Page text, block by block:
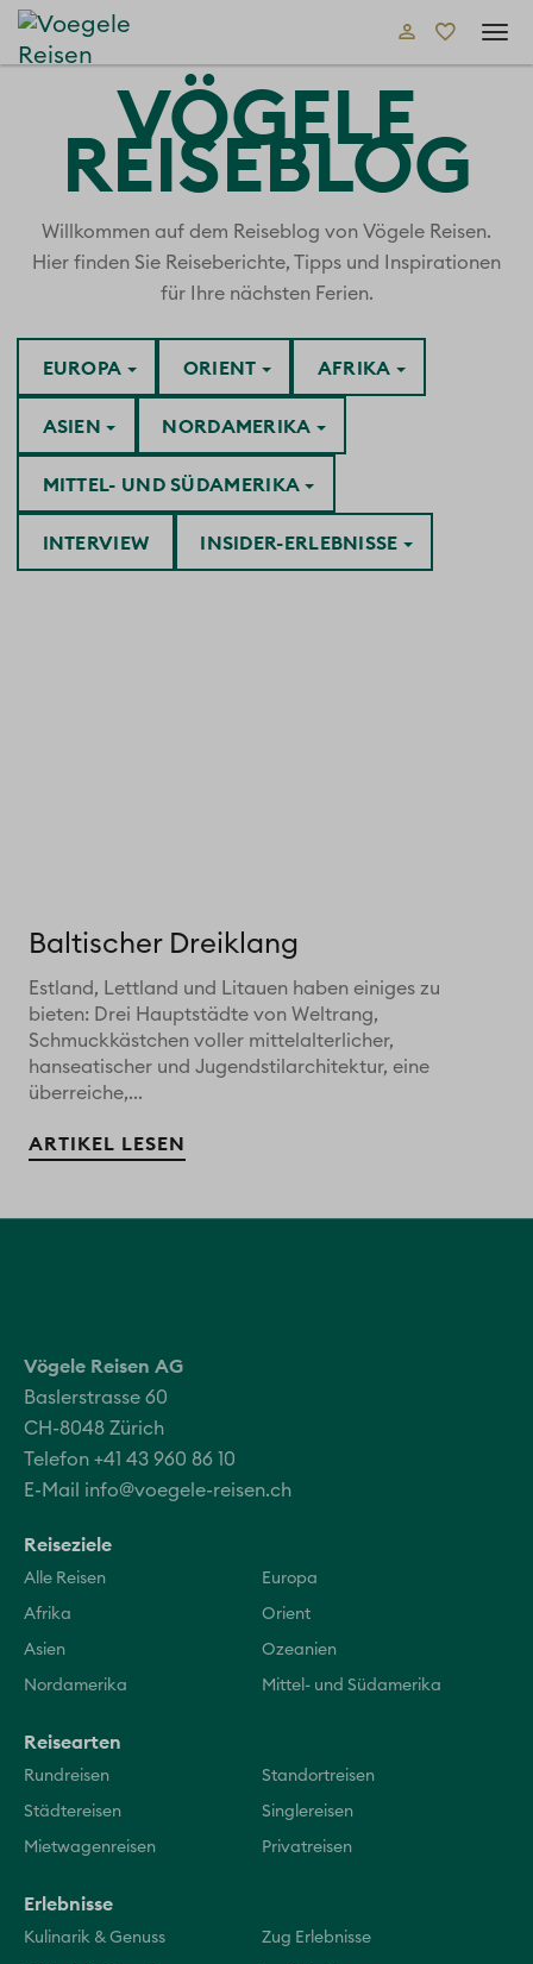
VÖGELE
REISEBLOG
Willkommen auf dem Reiseblog von Vögele Reisen.
Hier finden Sie Reiseberichte, Tipps und Inspirationen
für Ihre nächsten Ferien.
AFRIKA
ASIEN
EUROPA
INSIDER-ERLEBNISSE
INTERVIEW
MITTEL- UND SÜDAMERIKA
NORDAMERIKA
ORIENT
Baltischer Dreiklang
Estland, Lettland und Litauen haben einiges zu
bieten: Drei Hauptstädte von Weltrang,
Schmuckkästchen voller mittelalterlicher,
hanseatischer und Jugendstilarchitektur, eine
überreiche,...
ARTIKEL LESEN
Vögele Reisen AG
Baslerstrasse 60
CH-8048 Zürich
Telefon +41 43 960 86 10
E-Mail info@voegele-reisen.ch
Reiseziele
Alle Reisen Europa
Afrika Orient
Asien Ozeanien
Nordamerika Mittel- und Südamerika
Reisearten
Rundreisen Standortreisen
Städtereisen Singlereisen
Mietwagenreisen Privatreisen
Erlebnisse
Kulinarik & Genuss Zug Erlebnisse